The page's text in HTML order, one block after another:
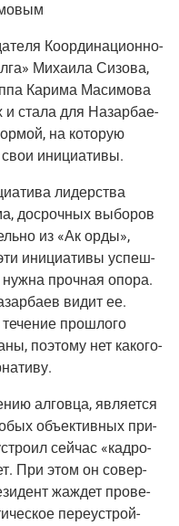
Коор­ди­на­ци­он­но­
Миха­и­ла Сизо­ва,
Кари­ма Маси­мо­ва
и ста­ла для Назар­ба­е­
на кото­рую
инициативы.
лидер­ства
досроч­ных выбо­ров
из «Ак орды»,
ини­ци­а­ти­вы успеш­
проч­ная опо­ра.
видит ее.
про­шло­го
поэто­му нет како­го-
алгов­ца, явля­ет­ся
объ­ек­тив­ных при­
сей­час «кад­ро­
При этом он совер­
жаж­дет про­ве­
пере­устрой­